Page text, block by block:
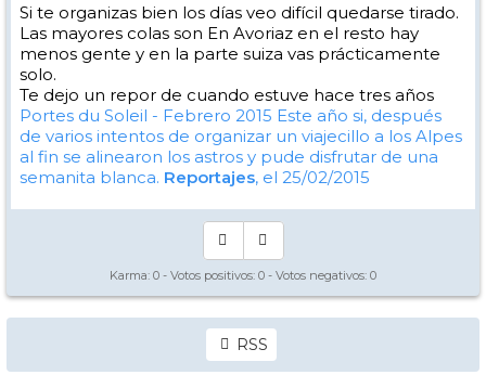
Si te organizas bien los días veo difícil quedarse tirado.
Las mayores colas son En Avoriaz en el resto hay
menos gente y en la parte suiza vas prácticamente
solo.
Te dejo un repor de cuando estuve hace tres años
Portes du Soleil - Febrero 2015 Este año si, después
de varios intentos de organizar un viajecillo a los Alpes
al fin se alinearon los astros y pude disfrutar de una
semanita blanca. Reportajes, el 25/02/2015
Karma: 0 - Votos positivos: 0 - Votos negativos: 0
RSS